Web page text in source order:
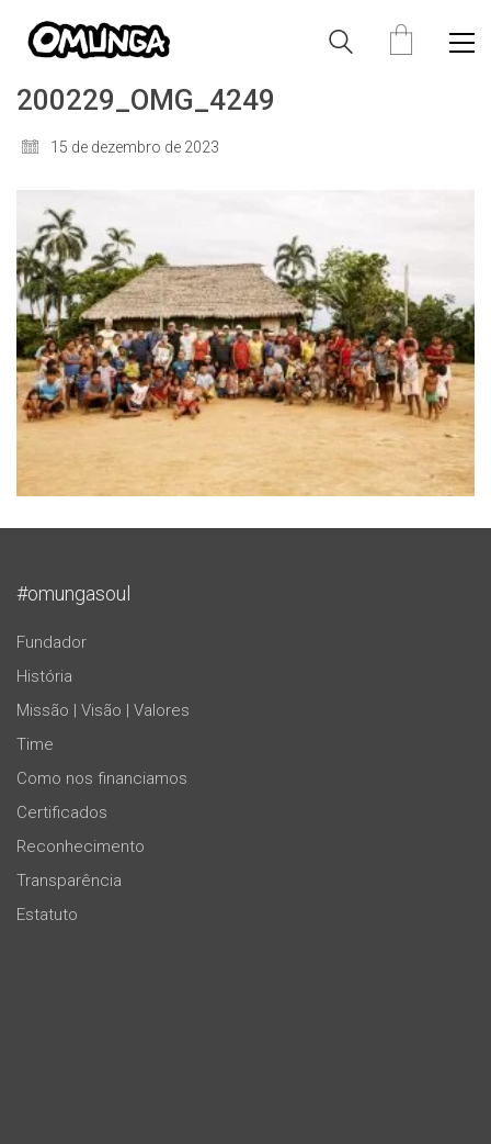
200229_OMG_4249
15 de dezembro de 2023
#omungasoul
Fundador
História
Missão | Visão | Valores
Time
Como nos financiamos
Certificados
Reconhecimento
Transparência
Estatuto